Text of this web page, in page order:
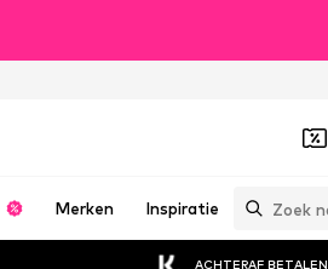
Merken Inspiratie
ACHTERAF BETALEN